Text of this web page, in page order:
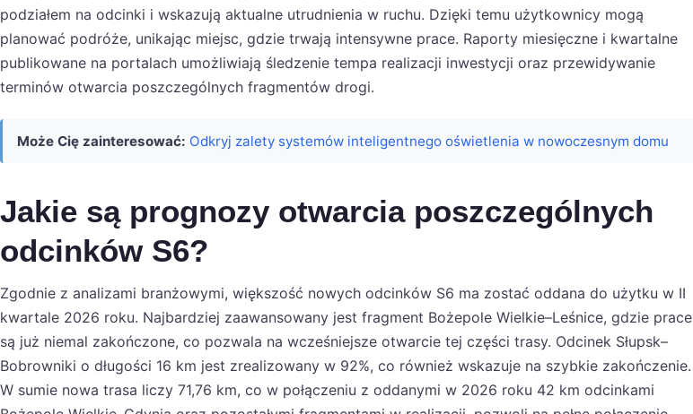
podziałem na odcinki i wskazują aktualne utrudnienia w ruchu. Dzięki temu użytkownicy mogą
planować podróże, unikając miejsc, gdzie trwają intensywne prace. Raporty miesięczne i kwartalne
publikowane na portalach umożliwiają śledzenie tempa realizacji inwestycji oraz przewidywanie
terminów otwarcia poszczególnych fragmentów drogi.
Może Cię zainteresować: Odkryj zalety systemów inteligentnego oświetlenia w nowoczesnym domu
Jakie są prognozy otwarcia poszczególnych
odcinków S6?
Zgodnie z analizami branżowymi, większość nowych odcinków S6 ma zostać oddana do użytku w II
kwartale 2026 roku. Najbardziej zaawansowany jest fragment Bożepole Wielkie–Leśnice, gdzie prace
są już niemal zakończone, co pozwala na wcześniejsze otwarcie tej części trasy. Odcinek Słupsk–
Bobrowniki o długości 16 km jest zrealizowany w 92%, co również wskazuje na szybkie zakończenie.
W sumie nowa trasa liczy 71,76 km, co w połączeniu z oddanymi w 2026 roku 42 km odcinkami